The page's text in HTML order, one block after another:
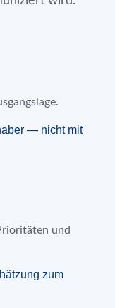
— nicht mit
und
zum